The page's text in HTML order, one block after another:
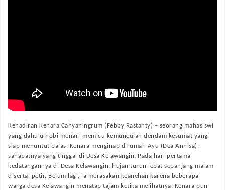
Kehadiran Kenara Cahyaningrum (Febby Rastanty) – seorang mahasiswi
yang dahulu hobi menari-memicu kemunculan dendam kesumat yang
siap menuntut balas. Kenara menginap dirumah Ayu (Dea Annisa),
sahabatnya yang tinggal di Desa Kelawangin. Pada hari pertama
kedatangannya di Desa Kelawangin, hujan turun lebat sepanjang malam
disertai petir. Belum lagi, ia merasakan keanehan karena beberapa
warga desa Kelawangin menatap tajam ketika melihatnya. Kenara pun